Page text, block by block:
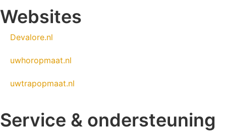
Websites
Devalore.nl
uwhoropmaat.nl
uwtrapopmaat.nl
Service & ondersteuning